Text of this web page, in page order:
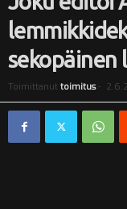
sekopäinen
Toimittanut toimitus-